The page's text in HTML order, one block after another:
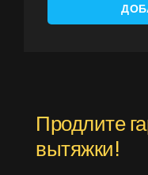
Продлите
вытяжки!